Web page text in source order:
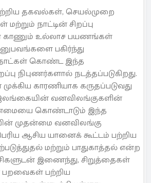
தகவல்கள், செயல்முறை
நாட்டின் சிறப்பு
காணும் உல்லாச பயணங்கள்
பகிர்ந்து
நாட்கள் கொண்ட இந்த
நிபுணர்களால் நடத்தப்படுகிறது.
காரணியாக கருதப்படுவது
வனவிலங்குகளின்
கொண்டாடும் இந்த
முதன்மை வனவிலங்கு
ஆசிய யானைக் கூட்டம் பற்றிய
மற்றும் பாதுகாத்தல் என்ற
இணைந்து, சிறுத்தைகள்
பறவைகள் பற்றிய